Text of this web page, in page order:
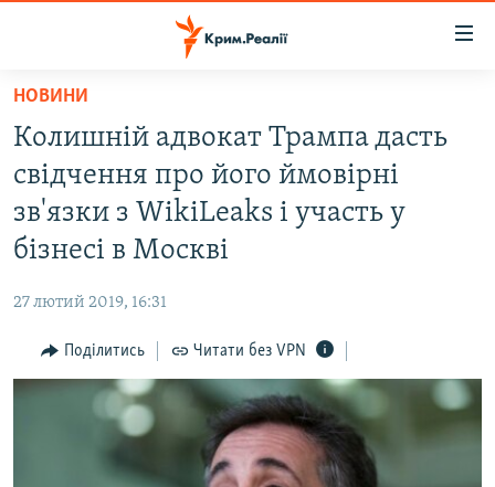
Перейти
основного
матеріалу
Перейти
до
основної
Перейти
пошуку
ВІДЕО ТА ФОТО
ПОЛІТИКА
ІНТЕРВ'Ю
ВСЕ ЗА ДЕНЬ
СПЕЦПРОЕКТИ
ДЕПОРТАЦІЯ
ЯК ОБІЙТИ БЛОКУВАННЯ
НОВИНИ
Колишній адвокат Трампа дасть
свідчення про його ймовірні
зв'язки з WikiLeaks і участь у
бізнесі в Москві
27 лютий 2019, 16:31
Поділитись Читати без VPN